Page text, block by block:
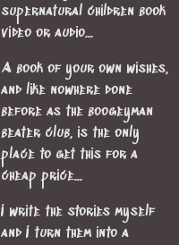
supernatural children book
video or audio...
A book of your own wishes,
and like nowhere done
before as the boogeyman
beater club, is the only
place to get this for a
cheap price...
I write the stories myself
and I turn them into a